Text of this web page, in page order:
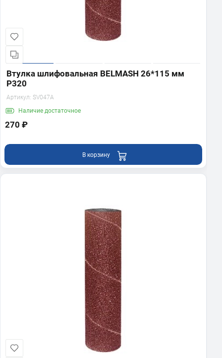
Втулка шлифовальная BELMASH 26*115 мм
P320
Артикул: SV047A
Наличие достаточное
270 ₽
В корзину